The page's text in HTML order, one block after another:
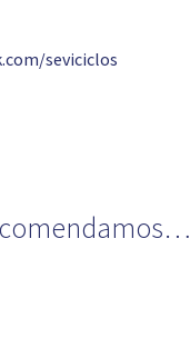
seviciclos